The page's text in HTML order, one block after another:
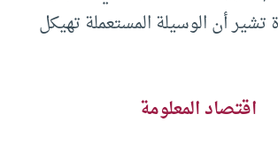
تشير أن الوسيلة المستعملة تهيكل
اقتصاد المعلومة